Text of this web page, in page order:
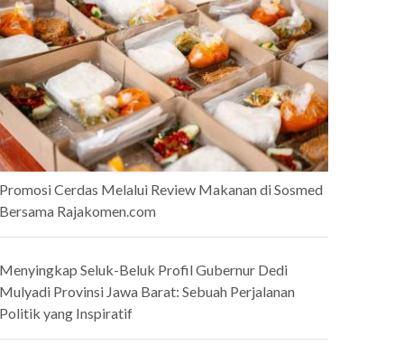
Cerdas Melalui Review Makanan di Sosmed
Rajakomen.com
Seluk-Beluk Profil Gubernur Dedi
Provinsi Jawa Barat: Sebuah Perjalanan
yang Inspiratif